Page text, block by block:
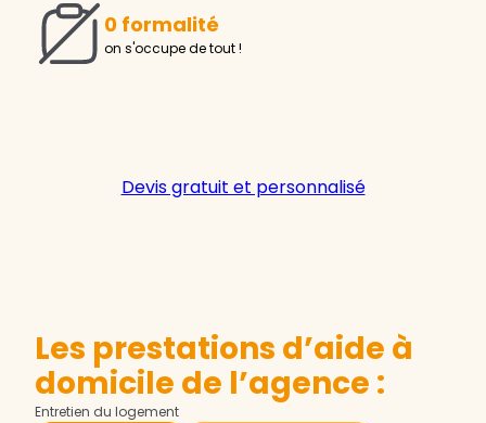
0 formalité
on s'occupe de tout !
Devis gratuit et personnalisé
Les prestations d’aide à
domicile de l’agence :
Entretien du logement